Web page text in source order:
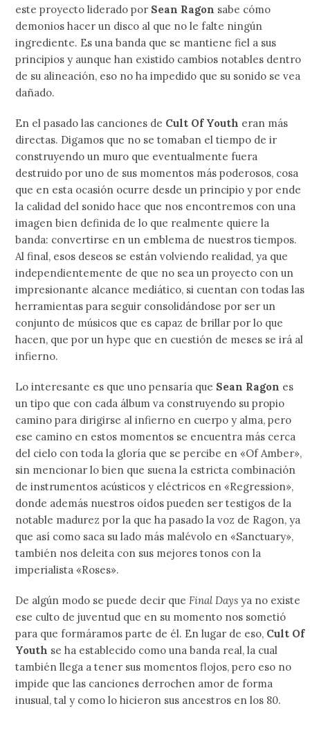
este proyecto liderado por Sean Ragon sabe cómo
demonios hacer un disco al que no le falte ningún
ingrediente. Es una banda que se mantiene fiel a sus
principios y aunque han existido cambios notables dentro
de su alineación, eso no ha impedido que su sonido se vea
dañado.
En el pasado las canciones de Cult Of Youth eran más
directas. Digamos que no se tomaban el tiempo de ir
construyendo un muro que eventualmente fuera
destruido por uno de sus momentos más poderosos, cosa
que en esta ocasión ocurre desde un principio y por ende
la calidad del sonido hace que nos encontremos con una
imagen bien definida de lo que realmente quiere la
banda: convertirse en un emblema de nuestros tiempos.
Al final, esos deseos se están volviendo realidad, ya que
independientemente de que no sea un proyecto con un
impresionante alcance mediático, si cuentan con todas las
herramientas para seguir consolidándose por ser un
conjunto de músicos que es capaz de brillar por lo que
hacen, que por un hype que en cuestión de meses se irá al
infierno.
Lo interesante es que uno pensaría que Sean Ragon es
un tipo que con cada álbum va construyendo su propio
camino para dirigirse al infierno en cuerpo y alma, pero
ese camino en estos momentos se encuentra más cerca
del cielo con toda la gloría que se percibe en «Of Amber»,
sin mencionar lo bien que suena la estricta combinación
de instrumentos acústicos y eléctricos en «Regression»,
donde además nuestros oídos pueden ser testigos de la
notable madurez por la que ha pasado la voz de Ragon, ya
que así como saca su lado más malévolo en «Sanctuary»,
también nos deleita con sus mejores tonos con la
imperialista «Roses».
De algún modo se puede decir que Final Days ya no existe
ese culto de juventud que en su momento nos sometió
para que formáramos parte de él. En lugar de eso, Cult Of
Youth se ha establecido como una banda real, la cual
también llega a tener sus momentos flojos, pero eso no
impide que las canciones derrochen amor de forma
inusual, tal y como lo hicieron sus ancestros en los 80.